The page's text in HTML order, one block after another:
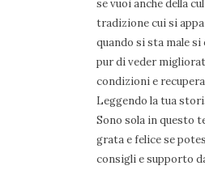
se vuoi anche della
tradizione cui si
quando si sta male
pur di veder
condizioni e
Leggendo la tua
Sono sola in questo
grata e felice se
consigli e supporto